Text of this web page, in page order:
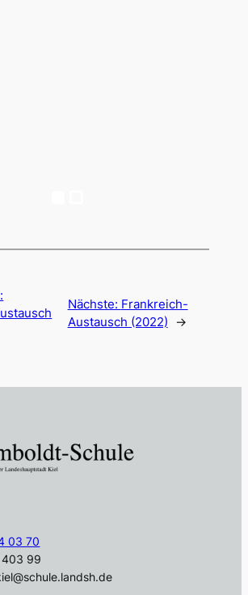
Nächste: Frankreich-
Austausch (2022)
→
03 70
403 99